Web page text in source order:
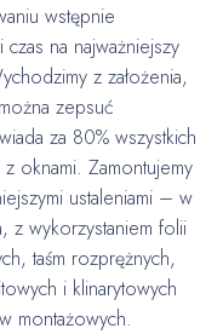
wstępnie
na najważniejszy
z założenia,
można zepsuć
za 80% wszystkich
oknami. Zamontujemy
ustaleniami – w
z wykorzystaniem folii
taśm rozprężnych,
i klinarytowych
montażowych.